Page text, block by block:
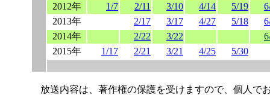
2012年
1/7 2/11 3/10 4/14 5/19
2013年
2/17 3/17 4/27 5/18
2014年
2/22 3/22
2015年
1/17 2/21 3/21 4/25 5/30
放送内容は、著作権の保護を受けますので、個人で